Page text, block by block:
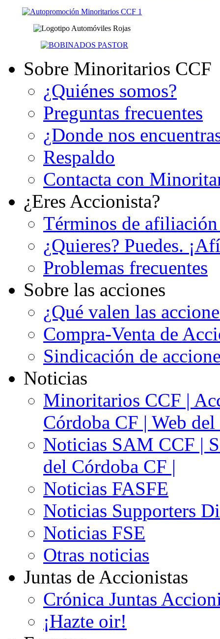
Sobre Minoritarios CCF
¿Quiénes somos?
Preguntas frecuentes
¿Donde nos
Respaldo
Contacta con
¿Eres Accionista?
Términos de
¿Quieres? Puedes.
Problemas frecuentes
Sobre las acciones
¿Qué valen las
Compra-Venta de
Sindicación de
Noticias
Minoritarios CCF |
Córdoba CF | Web
Noticias SAM CCF |
del Córdoba CF |
Noticias FASFE
Noticias Supporters
Noticias FSE
Otras noticias
Juntas de Accionistas
Crónica Juntas
¡Hazte oir!